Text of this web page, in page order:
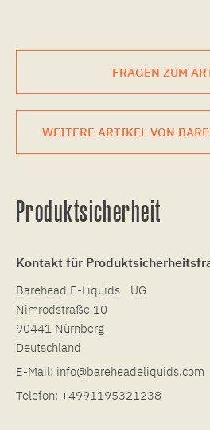
FRAGEN ZUM
WEITERE ARTIKEL VON
Produktsicherheit
Kontakt für
Barehead E-Liquids UG
Nimrodstraße 10
90441 Nürnberg
Deutschland
E-Mail: info@bareheadeliquids.com
Telefon: +4991195321238